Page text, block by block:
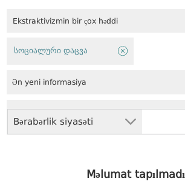
Ekstraktivizmin bir çox həddi
Bərabərlik siyasəti
სოციალური დაცვა
Ən yeni informasiya
Məlumat tapılmadı